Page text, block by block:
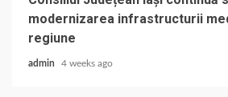
modernizarea infrastructurii
regiune
admin 4 weeks ago